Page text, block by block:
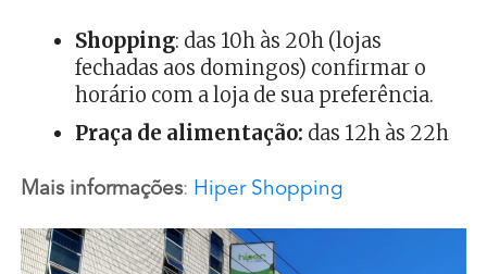
Shopping: das 10h às 20h (lojas
fechadas aos domingos) confirmar o
horário com a loja de sua preferência.
Praça de alimentação: das 12h às 22h
Mais informações: Hiper Shopping